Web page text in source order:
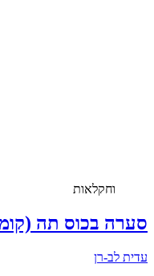
וחקלאות
סערה בכוס תה
עדית לב-רן